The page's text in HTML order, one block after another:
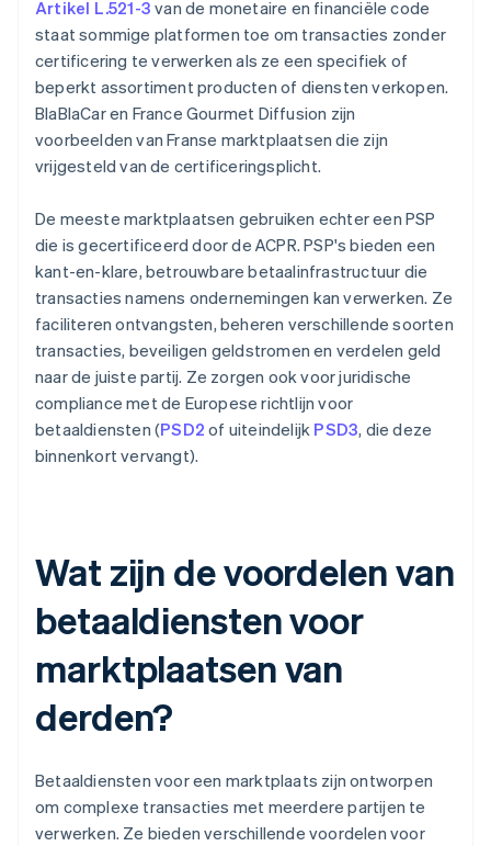
Artikel L.521-3 van de monetaire en financiële code
staat sommige platformen toe om transacties zonder
certificering te verwerken als ze een specifiek of
beperkt assortiment producten of diensten verkopen.
BlaBlaCar en France Gourmet Diffusion zijn
voorbeelden van Franse marktplaatsen die zijn
vrijgesteld van de certificeringsplicht.
De meeste marktplaatsen gebruiken echter een PSP
die is gecertificeerd door de ACPR. PSP's bieden een
kant-en-klare, betrouwbare betaalinfrastructuur die
transacties namens ondernemingen kan verwerken. Ze
faciliteren ontvangsten, beheren verschillende soorten
transacties, beveiligen geldstromen en verdelen geld
naar de juiste partij. Ze zorgen ook voor juridische
compliance met de Europese richtlijn voor
betaaldiensten (PSD2 of uiteindelijk PSD3, die deze
binnenkort vervangt).
Wat zijn de voordelen van
betaaldiensten voor
marktplaatsen van
derden?
Betaaldiensten voor een marktplaats zijn ontworpen
om complexe transacties met meerdere partijen te
verwerken. Ze bieden verschillende voordelen voor